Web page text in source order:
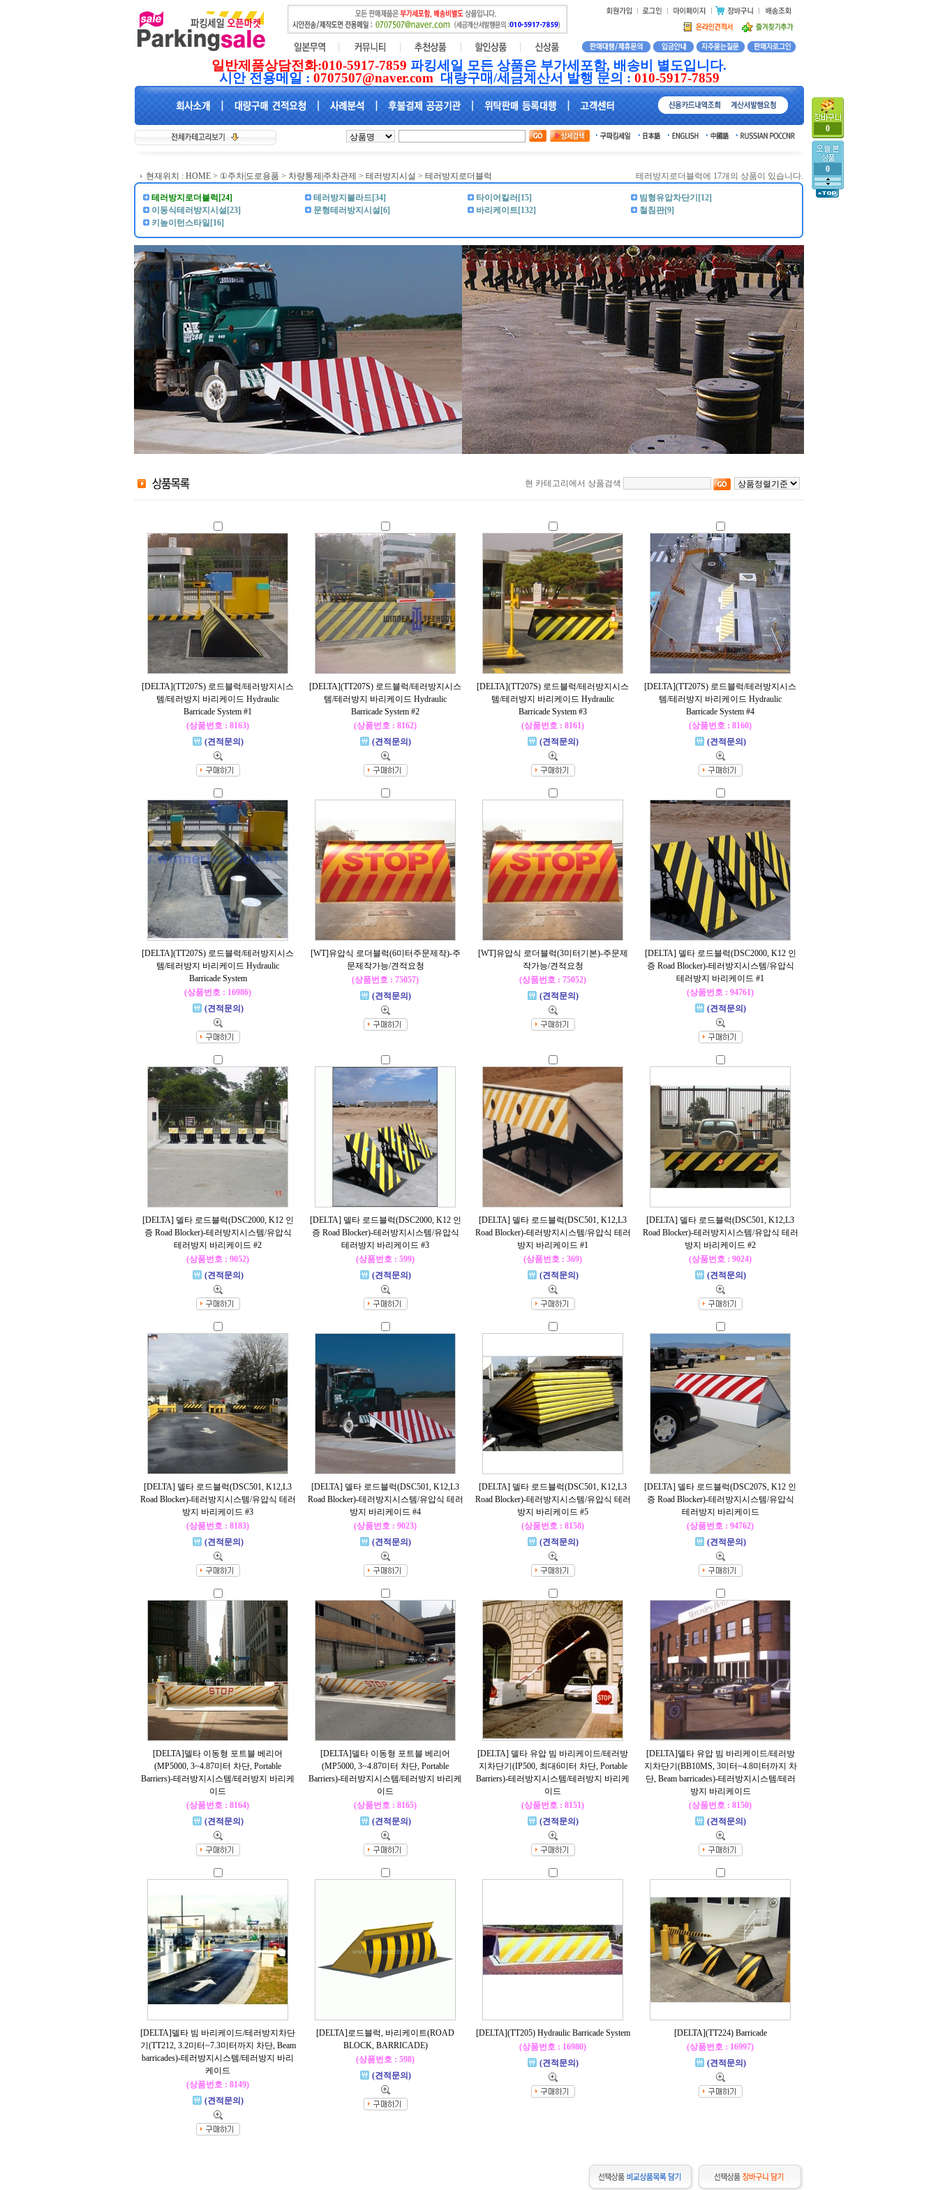
0
0
일반제품상담전화:010-5917-7859 파킹세일 모든 상품은 부가세포함, 배송비 별도입니다.
시안 전용메일 : 0707507@naver.com 대량구매/세금계산서 발행 문의 : 010-5917-7859
현재위치 : HOME > ①주차|도로용품 > 차량통제|주차관제 > 테러방지시설 > 테러방지로더블럭 테러방지로더블럭에 17개의 상품이 있습니다.
테러방지로더블럭[24] 테러방지볼라드[34] 타이어킬러[15]
빔형유압차단기[12]
이동식테러방지시설[23]
문형테러방지시설[6] 바리케이트[132]
철침판[9]
키높이턴스타일[16]
현 카테고리에서 상품검색
[DELTA](TT207S) 로드블럭/테러방지시스
템/테러방지 바리케이드 Hydraulic
Barricade System #1
(상품번호 : 8163)
(견적문의)
[DELTA](TT207S) 로드블럭/테러방지시스
템/테러방지 바리케이드 Hydraulic
Barricade System #2
(상품번호 : 8162)
(견적문의)
[DELTA](TT207S) 로드블럭/테러방지시스
템/테러방지 바리케이드 Hydraulic
Barricade System #3
(상품번호 : 8161)
(견적문의)
[DELTA](TT207S) 로드블럭/테러방지시스
템/테러방지 바리케이드 Hydraulic
Barricade System #4
(상품번호 : 8160)
(견적문의)
[DELTA](TT207S) 로드블럭/테러방지시스
템/테러방지 바리케이드 Hydraulic
Barricade System
(상품번호 : 16986)
(견적문의)
[WT]유압식 로더블럭(6미터주문제작)-주
문제작가능/견적요청
(상품번호 : 75057)
(견적문의)
[WT]유압식 로더블럭(3미터기본)-주문제
작가능/견적요청
(상품번호 : 75052)
(견적문의)
[DELTA] 델타 로드블럭(DSC2000, K12 인
증 Road Blocker)-테러방지시스템/유압식
테러방지 바리케이드 #1
(상품번호 : 94761)
(견적문의)
[DELTA] 델타 로드블럭(DSC2000, K12 인
증 Road Blocker)-테러방지시스템/유압식
테러방지 바리케이드 #2
(상품번호 : 9052)
(견적문의)
[DELTA] 델타 로드블럭(DSC2000, K12 인
증 Road Blocker)-테러방지시스템/유압식
테러방지 바리케이드 #3
(상품번호 : 599)
(견적문의)
[DELTA] 델타 로드블럭(DSC501, K12,L3
Road Blocker)-테러방지시스템/유압식 테러
방지 바리케이드 #1
(상품번호 : 369)
(견적문의)
[DELTA] 델타 로드블럭(DSC501, K12,L3
Road Blocker)-테러방지시스템/유압식 테러
방지 바리케이드 #2
(상품번호 : 9024)
(견적문의)
[DELTA] 델타 로드블럭(DSC501, K12,L3
Road Blocker)-테러방지시스템/유압식 테러
방지 바리케이드 #3
(상품번호 : 8183)
(견적문의)
[DELTA] 델타 로드블럭(DSC501, K12,L3
Road Blocker)-테러방지시스템/유압식 테러
방지 바리케이드 #4
(상품번호 : 9023)
(견적문의)
[DELTA] 델타 로드블럭(DSC501, K12,L3
Road Blocker)-테러방지시스템/유압식 테러
방지 바리케이드 #5
(상품번호 : 8158)
(견적문의)
[DELTA] 델타 로드블럭(DSC207S, K12 인
증 Road Blocker)-테러방지시스템/유압식
테러방지 바리케이드
(상품번호 : 94762)
(견적문의)
[DELTA]델타 이동형 포트블 베리어
(MP5000, 3~4.87미터 차단, Portable
Barriers)-테러방지시스템/테러방지 바리케
이드
(상품번호 : 8164)
(견적문의)
[DELTA]델타 이동형 포트블 베리어
(MP5000, 3~4.87미터 차단, Portable
Barriers)-테러방지시스템/테러방지 바리케
이드
(상품번호 : 8165)
(견적문의)
[DELTA] 델타 유압 빔 바리케이드/테러방
지차단기(IP500, 최대6미터 차단, Portable
Barriers)-테러방지시스템/테러방지 바리케
이드
(상품번호 : 8151)
(견적문의)
[DELTA]델타 유압 빔 바리케이드/테러방
지차단기(BB10MS, 3미터~4.8미터까지 차
단, Beam barricades)-테러방지시스템/테러
방지 바리케이드
(상품번호 : 8150)
(견적문의)
[DELTA]델타 빔 바리케이드/테러방지차단
기(TT212, 3.2미터~7.3미터까지 차단, Beam
barricades)-테러방지시스템/테러방지 바리
케이드
(상품번호 : 8149)
(견적문의)
[DELTA]로드블럭, 바리케이트(ROAD
BLOCK, BARRICADE)
(상품번호 : 598)
(견적문의)
[DELTA](TT205) Hydraulic Barricade System
(상품번호 : 16980)
(견적문의)
[DELTA](TT224) Barricade
(상품번호 : 16997)
(견적문의)